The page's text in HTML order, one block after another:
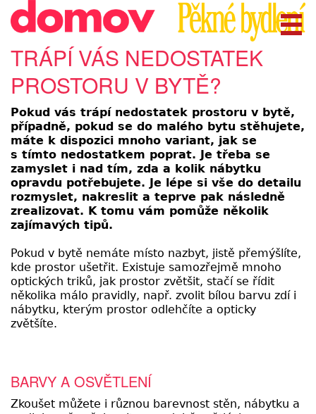
TRÁPÍ VÁS NEDOSTATEK
PROSTORU V BYTĚ?
Pokud vás trápí nedostatek prostoru v bytě,
případně, pokud se do malého bytu stěhujete,
máte k dispozici mnoho variant, jak se
s tímto nedostatkem poprat. Je třeba se
zamyslet i nad tím, zda a kolik nábytku
opravdu potřebujete. Je lépe si vše do detailu
rozmyslet, nakreslit a teprve pak následně
zrealizovat. K tomu vám pomůže několik
zajímavých tipů.
BARVY A OSVĚTLENÍ
Pokud v bytě nemáte místo nazbyt, jistě přemýšlíte,
kde prostor ušetřit. Existuje samozřejmě mnoho
optických triků, jak prostor zvětšit, stačí se řídit
několika málo pravidly, např. zvolit bílou barvu zdí i
nábytku, kterým prostor odlehčíte a opticky
zvětšíte.
Zkoušet můžete i různou barevnost stěn, nábytku a